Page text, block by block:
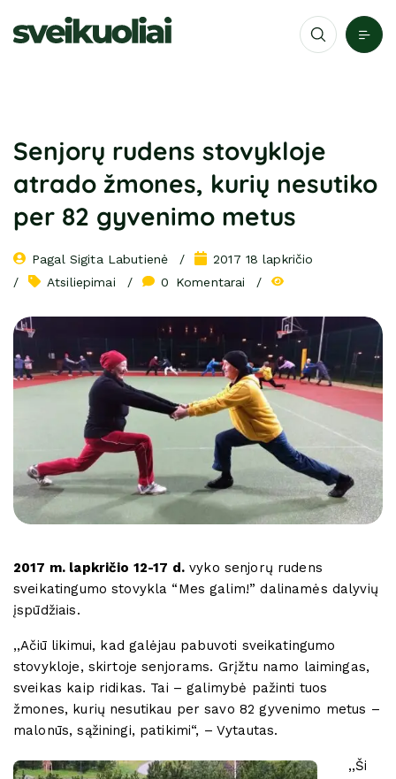
Senjorų rudens stovykloje
atrado žmones, kurių nesutiko
per 82 gyvenimo metus
Pagal Sigita Labutienė
2017 18 lapkričio
Atsiliepimai
0 Komentarai
2017 m. lapkričio 12-17 d.vyko senjorų rudens
sveikatingumo stovykla “Mes galim!” dalinamės dalyvių
įspūdžiais.
,,Ačiū likimui, kad galėjau pabuvoti sveikatingumo
stovykloje, skirtoje senjorams. Grįžtu namo laimingas,
sveikas kaip ridikas. Tai – galimybė pažinti tuos
žmones, kurių nesutikau per savo 82 gyvenimo metus –
malonūs, sąžiningi, patikimi“, – Vytautas.
,,Ši